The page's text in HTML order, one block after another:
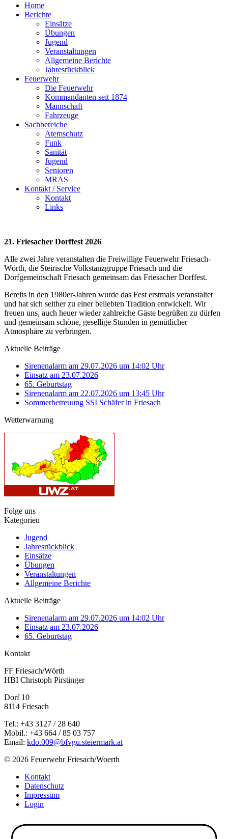
Home
Berichte
Einsätze
Übungen
Jugend
Veranstaltungen
Allgemeine Berichte
Jahresrückblick
Feuerwehr
Die Feuerwehr
Kommandanten seit 1874
Mannschaft
Fahrzeuge
Sachbereiche
Atemschutz
Funk
Sanität
Jugend
Senioren
MRAS
Kontakt / Service
Kontakt
Links
21. Friesacher Dorffest 2026
Alle zwei Jahre veranstalten die Freiwillige Feuerwehr Friesach-
Wörth, die Steirische Volkstanzgruppe Friesach und die
Dorfgemeinschaft Friesach gemeinsam das Friesacher Dorffest.
Bereits in den 1980er-Jahren wurde das Fest erstmals veranstaltet
und hat sich seither zu einer beliebten Tradition entwickelt. Wir
freuen uns, auch heuer wieder zahlreiche Gäste begrüßen zu dürfen
und gemeinsam schöne, gesellige Stunden in gemütlicher
Atmosphäre zu verbringen.
Aktuelle Beiträge
Sirenenalarm am 29.07.2026 um 14:02 Uhr
Einsatz am 23.07.2026
65. Geburtstag
Sirenenalarm am 22.07.2026 um 13:45 Uhr
Sommerbetreuung SSI Schäfer in Friesach
Wetterwarnung
Folge uns
Kategorien
Jugend
Jahresrückblick
Einsätze
Übungen
Veranstaltungen
Allgemeine Berichte
Aktuelle Beiträge
Sirenenalarm am 29.07.2026 um 14:02 Uhr
Einsatz am 23.07.2026
65. Geburtstag
Kontakt
FF Friesach/Wörth
HBI Christoph Pirstinger
Dorf 10
8114 Friesach
Tel.: +43 3127 / 28 640
Mobil.: +43 664 / 85 03 757
Email: kdo.009@bfvgu.steiermark.at
© 2026 Feuerwehr Friesach/Woerth
Kontakt
Datenschutz
Impressum
Login